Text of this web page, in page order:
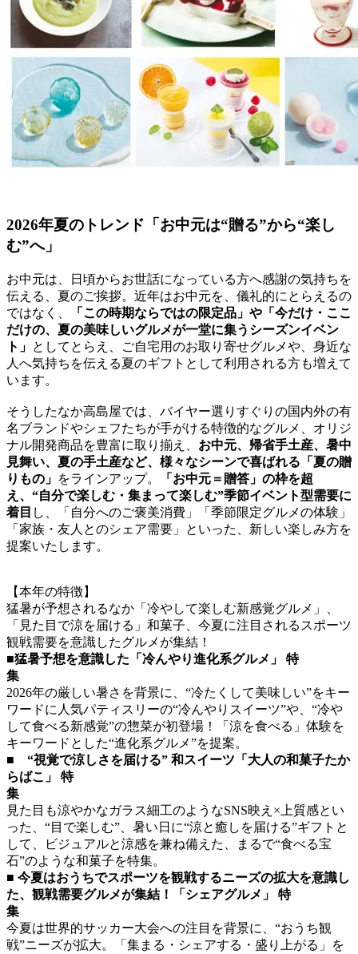
2026年夏のトレンド「お中元は“贈る”から“楽し
む”へ」
お中元は、日頃からお世話になっている方へ感謝の気持ちを
伝える、夏のご挨拶。近年はお中元を、儀礼的にとらえるの
ではなく、
「この時期ならではの限定品」や「今だけ・ここ
だけの、夏の美味しいグルメが一堂に集うシーズンイベン
ト」 としてとらえ、ご自宅用のお取り寄せグルメや、身近な
人へ気持ちを伝える夏のギフトとして利用される方も増えて
います。
そうしたなか高島屋では、バイヤー選りすぐりの国内外の有
名ブランドやシェフたちが手がける特徴的なグルメ、オリジ
ナル開発商品を豊富に取り揃え、 お中元、帰省手土産、暑中
見舞い、夏の手土産など、様々なシーンで喜ばれる「夏の贈
りもの」 をラインアップ。
「お中元＝贈答」の枠を超
え、“自分で楽しむ・集まって楽しむ”季節イベント型需要に
着目 し、「自分へのご褒美消費」「季節限定グルメの体験」
「家族・友人とのシェア需要」といった、新しい楽しみ方を
提案いたします。
【本年の特徴】
猛暑が予想されるなか「冷やして楽しむ新感覚グルメ」、
「見た目で涼を届ける」和菓子、今夏に注目されるスポーツ
観戦需要を意識したグルメが集結！
■猛暑予想を意識した「冷んやり進化系グルメ」 特
集
2026年の厳しい暑さを背景に、“冷たくして美味しい”をキー
ワードに人気パティスリーの“冷んやりスイーツ”や、“冷や
して食べる新感覚”の惣菜が初登場！「涼を食べる」体験を
キーワードとした“進化系グルメ”を提案。
■ “視覚で涼しさを届ける” 和スイーツ「大人の和菓子たか
らばこ」 特
集
見た目も涼やかなガラス細工のようなSNS映え×上質感とい
った、“目で楽しむ”、暑い日に“涼と癒しを届ける”ギフトと
して、ビジュアルと涼感を兼ね備えた、まるで“食べる宝
石”のような和菓子を特集。
■ 今夏はおうちでスポーツを観戦するニーズの拡大を意識し
た、観戦需要グルメが集結！「シェアグルメ」 特
集
今夏は世界的サッカー大会への注目を背景に、“おうち観
戦”ニーズが拡大。「集まる・シェアする・盛り上がる」を